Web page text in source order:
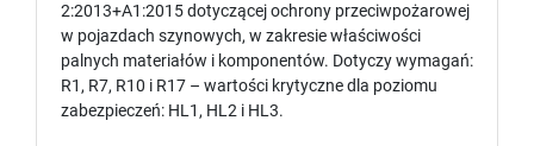
2:2013+A1:2015 dotyczącej ochrony przeciwpożarowej
w pojazdach szynowych, w zakresie właściwości
palnych materiałów i komponentów. Dotyczy wymagań:
R1, R7, R10 i R17 – wartości krytyczne dla poziomu
zabezpieczeń: HL1, HL2 i HL3.